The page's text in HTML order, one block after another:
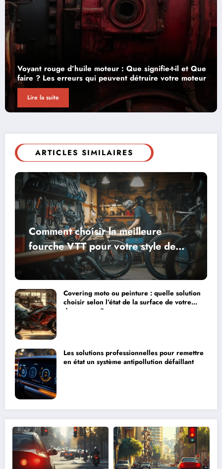
Assurer une BMW 335i : les informations clés à
connaître sur ce modèle pour maîtriser vos coûts
Lire la suite
ARTICLES SIMILAIRES
Comment choisir la meilleure
fourche VTT pour votre style de
ride sans exploser votre budget ?
Covering moto ou peinture : quelle solution
choisir selon l’état de la surface de votre
deux-roues ?
Les solutions professionnelles pour remettre
en état un système antipollution défaillant